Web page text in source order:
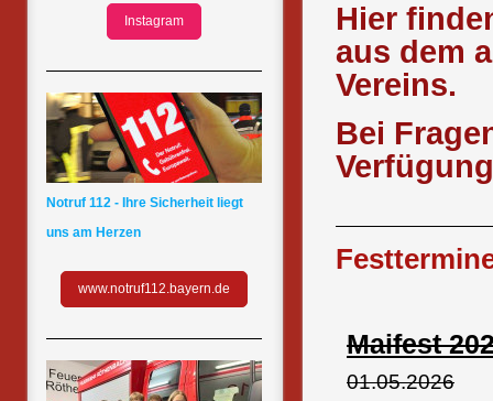
Instagram
Notruf 112 - Ihre Sicherheit liegt
uns am Herzen
www.notruf112.bayern.de
Hier
aus dem
Vereins.
Bei
Maifest
01.05.2026